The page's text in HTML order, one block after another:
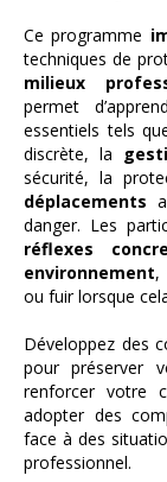
Ce programme
techniques de
milieux
permet
essentiels tels
discrète, la
sécurité, la
déplacements
danger. Les
réflexes
environnement,
ou fuir lorsque
Développez des
pour préserver
renforcer votre
adopter des
face à des
professionnel.